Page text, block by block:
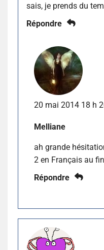
sais, je prends du
Répondre
20 mai 2014 18 h
Melliane
ah grande
2 en Français au
Répondre